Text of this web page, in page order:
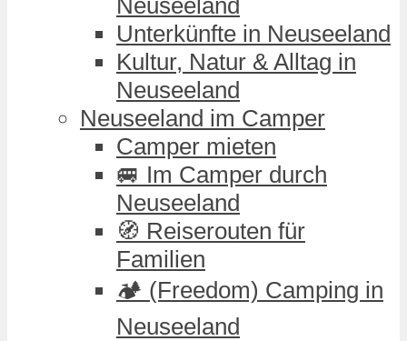
Neuseeland
Unterkünfte in Neuseeland
Kultur, Natur & Alltag in
Neuseeland
Neuseeland im Camper
Camper mieten
🚐 Im Camper durch
Neuseeland
🧭 Reiserouten für
Familien
🏕️ (Freedom) Camping in
Neuseeland